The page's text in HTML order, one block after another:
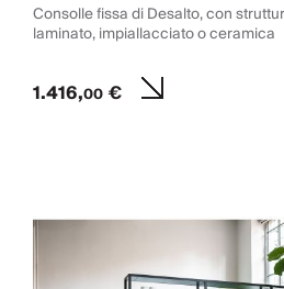
Consolle fissa di Desalto, con
laminato, impiallacciato o ceramica
1.416,00€